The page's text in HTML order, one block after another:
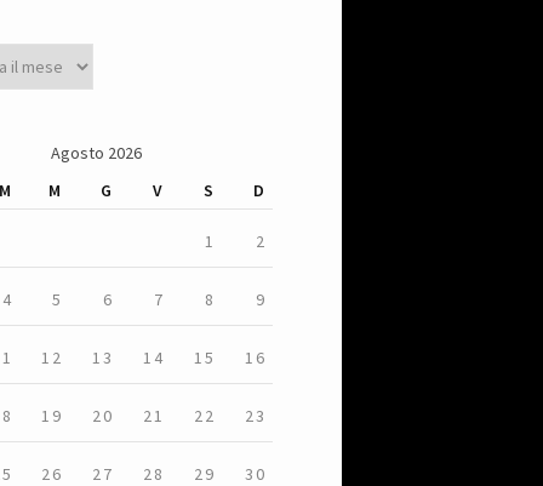
Agosto 2026
M M G V S D
1 2
4 5 6 7 8 9
12 13 14 15 16
19 20 21 22 23
26 27 28 29 30